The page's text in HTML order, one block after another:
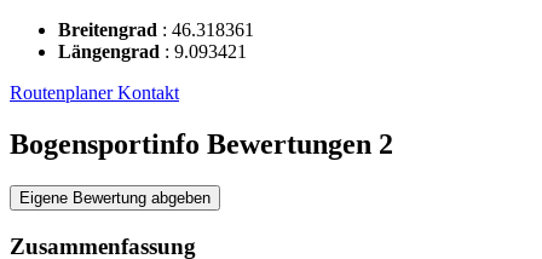
Breitengrad : 46.318361
Längengrad : 9.093421
RoutenplanerKontakt
Bogensportinfo Bewertungen 2
Eigene Bewertung abgeben
Zusammenfassung